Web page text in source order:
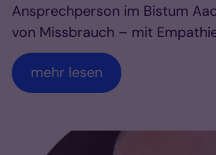
Ansprechperson im Bistum
von Missbrauch – mit
mehr lesen